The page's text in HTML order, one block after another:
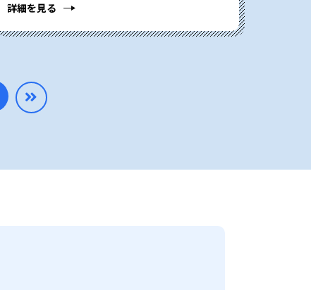
詳細を見る